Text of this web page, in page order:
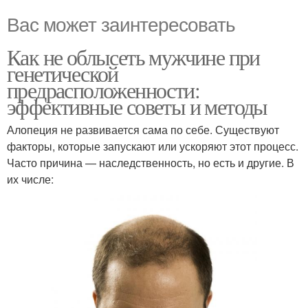
Вас может заинтересовать
Как не облысеть мужчине при
генетической
предрасположенности:
эффективные советы и методы
Алопеция не развивается сама по себе. Существуют
факторы, которые запускают или ускоряют этот процесс.
Часто причина — наследственность, но есть и другие. В
их числе: